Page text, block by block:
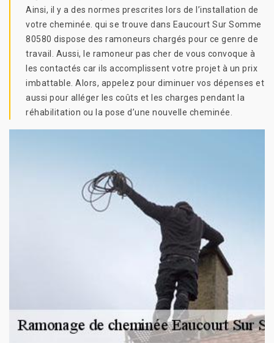
Ainsi, il y a des normes prescrites lors de l’installation de
votre cheminée. qui se trouve dans Eaucourt Sur Somme
80580 dispose des ramoneurs chargés pour ce genre de
travail. Aussi, le ramoneur pas cher de vous convoque à
les contactés car ils accomplissent votre projet à un prix
imbattable. Alors, appelez pour diminuer vos dépenses et
aussi pour alléger les coûts et les charges pendant la
réhabilitation ou la pose d’une nouvelle cheminée.